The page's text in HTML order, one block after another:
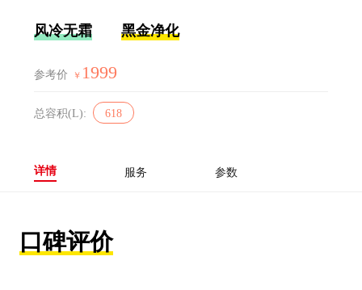
风冷无霜 黑金净化
参考价 ￥ 1999
总容积(L): 618
详情 服务 参数
口碑评价